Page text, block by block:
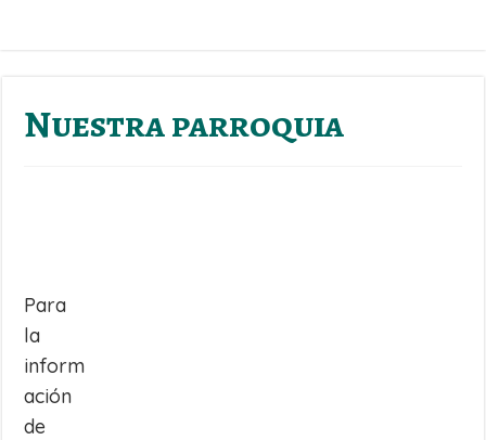
Nuestra parroquia
Para
la
inform
ación
de